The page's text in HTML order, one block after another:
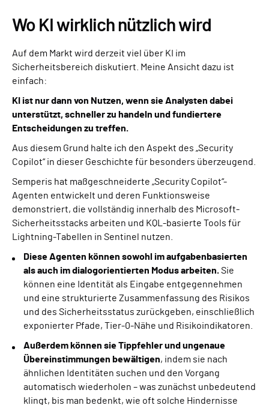
Wo KI wirklich nützlich wird
Auf dem Markt wird derzeit viel über KI im
Sicherheitsbereich diskutiert. Meine Ansicht dazu ist
einfach:
KI ist nur dann von Nutzen, wenn sie Analysten dabei
unterstützt, schneller zu handeln und fundiertere
Entscheidungen zu treffen.
Aus diesem Grund halte ich den Aspekt des „Security
Copilot“ in dieser Geschichte für besonders überzeugend.
Semperis hat maßgeschneiderte „Security Copilot“-
Agenten entwickelt und deren Funktionsweise
demonstriert, die vollständig innerhalb des Microsoft-
Sicherheitsstacks arbeiten und KQL-basierte Tools für
Lightning-Tabellen in Sentinel nutzen.
Diese Agenten können sowohl im aufgabenbasierten
als auch im dialogorientierten Modus arbeiten.Sie
können eine Identität als Eingabe entgegennehmen
und eine strukturierte Zusammenfassung des Risikos
und des Sicherheitsstatus zurückgeben, einschließlich
exponierter Pfade, Tier-0-Nähe und Risikoindikatoren.
Außerdem können sie Tippfehler und ungenaue
Übereinstimmungen bewältigen, indem sie nach
ähnlichen Identitäten suchen und den Vorgang
automatisch wiederholen – was zunächst unbedeutend
klingt, bis man bedenkt, wie oft solche Hindernisse